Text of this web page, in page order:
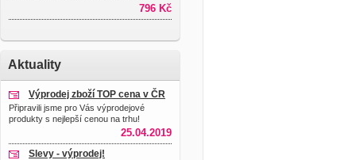
796 Kč
Aktuality
Výprodej zboží TOP cena v ČR
Připravili jsme pro Vás výprodejové
produkty s nejlepší cenou na trhu!
25.04.2019
Slevy - výprodej!